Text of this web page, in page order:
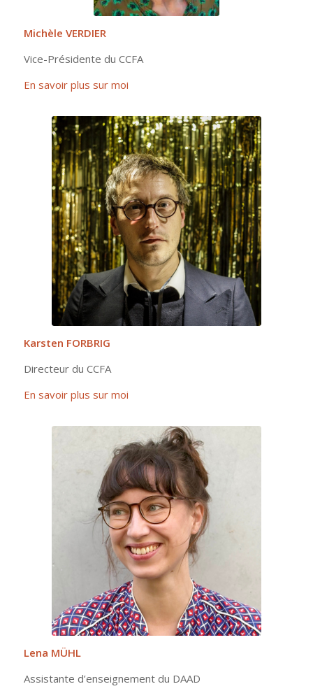
Michèle VERDIER
Vice-Présidente du CCFA
En savoir plus sur moi
Karsten FORBRIG
Directeur du CCFA
En savoir plus sur moi
Lena MÜHL
Assistante d’enseignement du DAAD